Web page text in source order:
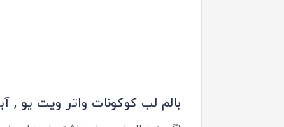
بالم لب کوکونات واتر ویت یو , آبرسانی ۸ ساعته لب با